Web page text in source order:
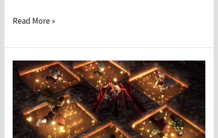
Read More »
Demon
Slayer:
Prévia
de
“Infinity